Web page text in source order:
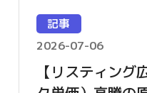
記事
2026-07-06
【リスティング